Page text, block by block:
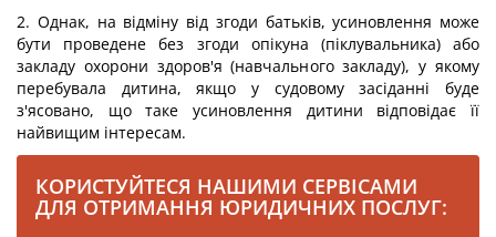
2. Однак, на відміну від згоди батьків, усиновлення може
бути проведене без згоди опікуна (піклувальника) або
закладу охорони здоров'я (навчального закладу), у якому
перебувала дитина, якщо у судовому засіданні буде
з'ясовано, що таке усиновлення дитини відповідає її
найвищим інтересам.
КОРИСТУЙТЕСЯ НАШИМИ СЕРВІСАМИ
ДЛЯ ОТРИМАННЯ ЮРИДИЧНИХ ПОСЛУГ: